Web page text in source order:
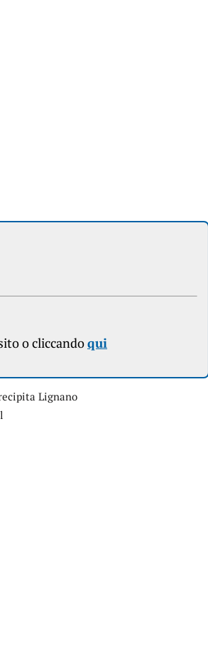
o cliccandoqui
Lignano